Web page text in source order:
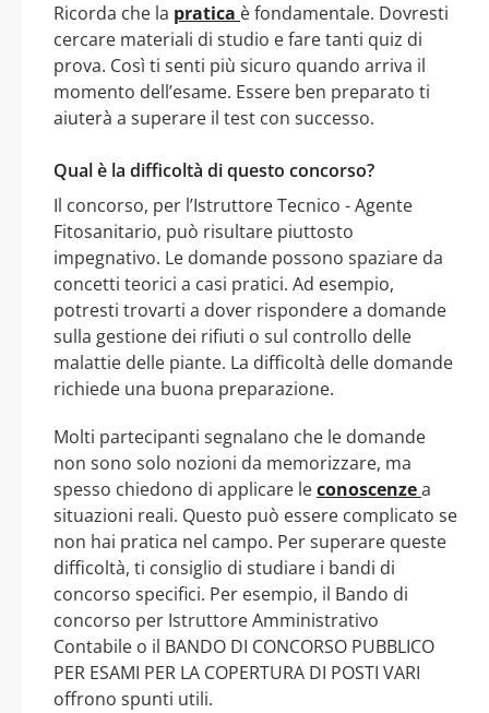
Ricorda che la pratica è fondamentale. Dovresti
cercare materiali di studio e fare tanti quiz di
prova. Così ti senti più sicuro quando arriva il
momento dell’esame. Essere ben preparato ti
aiuterà a superare il test con successo.
Qual è la difficoltà di questo concorso?
Il concorso, per l’Istruttore Tecnico - Agente
Fitosanitario, può risultare piuttosto
impegnativo. Le domande possono spaziare da
concetti teorici a casi pratici. Ad esempio,
potresti trovarti a dover rispondere a domande
sulla gestione dei rifiuti o sul controllo delle
malattie delle piante. La difficoltà delle domande
richiede una buona preparazione.
Molti partecipanti segnalano che le domande
non sono solo nozioni da memorizzare, ma
spesso chiedono di applicare leconoscenzea
situazioni reali. Questo può essere complicato se
non hai pratica nel campo. Per superare queste
difficoltà, ti consiglio di studiare i bandi di
concorso specifici. Per esempio, il Bando di
concorso per Istruttore Amministrativo
Contabile o il BANDO DI CONCORSO PUBBLICO
PER ESAMI PER LA COPERTURA DI POSTI VARI
offrono spunti utili.